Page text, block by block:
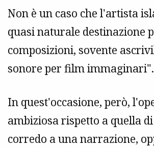
Non è un caso che l'artista
quasi naturale destinazione
composizioni, sovente
sonore per film immaginari".
In quest'occasione, però,
ambiziosa rispetto a quella
corredo a una narrazione,